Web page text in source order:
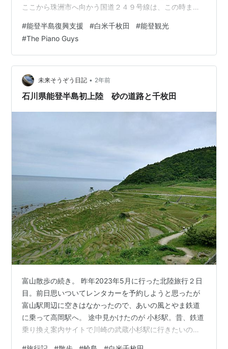
ここから珠洲市へ向かう国道２４９号線は、この時まだ
ングルから見る千枚田に、大きな被害はない。 …が、そ
れは豪雨災害前の話。 １０月には、この場所に立ち入る
事もできなかった。ショックだった。 ４度訪れたが、売
店はずっと休業したまま。 wajima-senmaida.jp オレが
知ってる場所。何度も行った場所。 かつては渋滞が出来
る程混雑し…
#能登半島復興支援 #白米千枚田 #能登観光
#The Piano Guys
未来そうぞう日記 • 2年前
石川県能登半島初上陸 砂の道路と千枚田
富山散歩の続き。 昨年2023年5月に行った北陸旅行２日
目。前日思いついてレンタカーを予約しようと思ったが
富山駅周辺に空きはなかったので、あいの風とやま鉄道
に乗って高岡駅へ。 途中見かけたのが 小杉駅。昔、鉄道
乗り換え案内サイトで川崎の武蔵小杉駅に行きたいのに